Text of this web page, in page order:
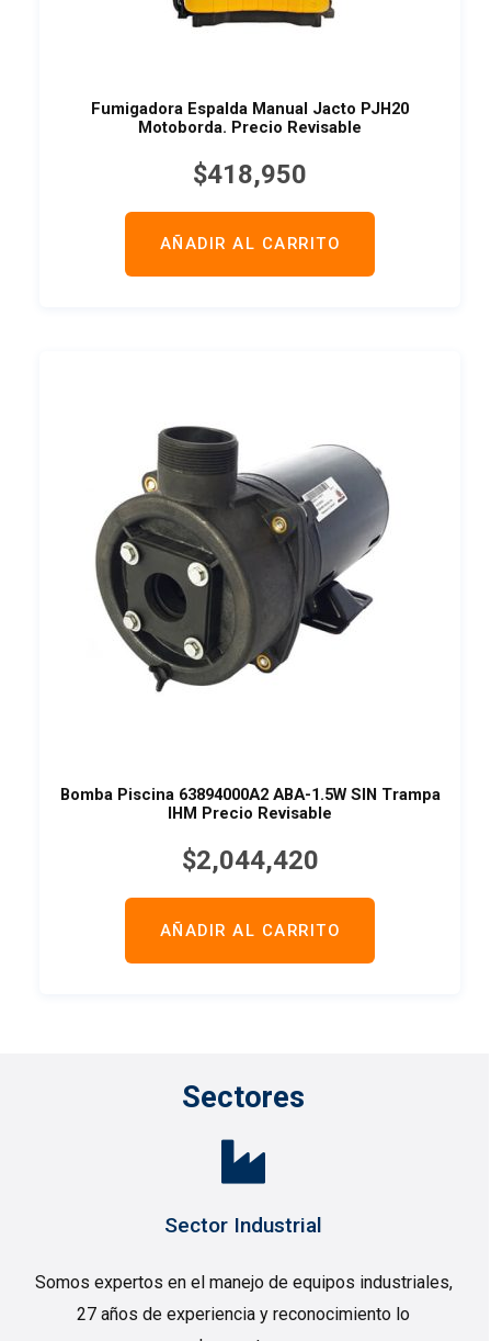
Fumigadora Espalda Manual Jacto PJH20
Motoborda. Precio Revisable
$418,950
AÑADIR AL CARRITO
Bomba Piscina 63894000A2 ABA-1.5W SIN Trampa
IHM Precio Revisable
$2,044,420
AÑADIR AL CARRITO
Sectores
Sector Industrial
Somos expertos en el manejo de equipos industriales,
27 años de experiencia y reconocimiento lo